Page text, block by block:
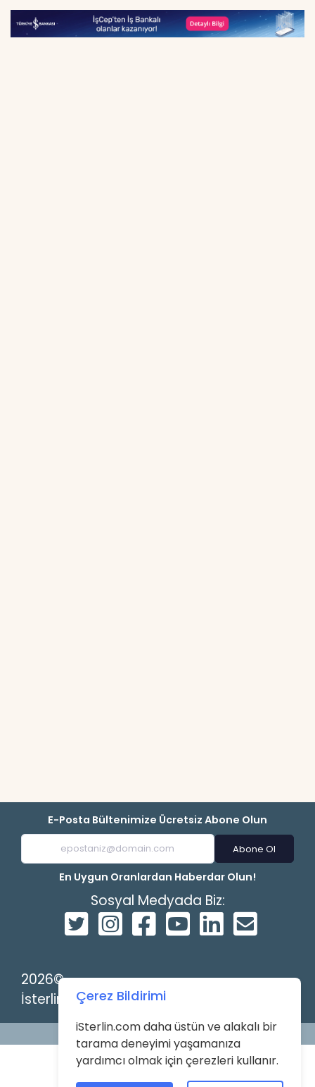
E-Posta Bültenimize Ücretsiz Abone Olun
Abone Ol
En Uygun Oranlardan Haberdar Olun!
Sosyal Medyada Biz:
2026©
İsterlin
Powered by
Çerez Bildirimi
iSterlin.com daha üstün ve alakalı bir
tarama deneyimi yaşamanıza
yardımcı olmak için çerezleri kullanır.